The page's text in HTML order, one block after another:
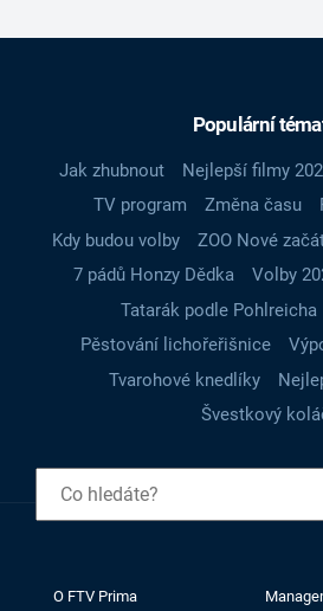
Populární
Jak zhubnout Nejlepší filmy
TV program
Změna času
Kdy budou volby
ZOO Nové
7 pádů Honzy Dědka
Volby
Tatarák podle Pohlreicha
Pěstování lichořeřišnice
Tvarohové knedlíky
Švestkový
O FTV Prima